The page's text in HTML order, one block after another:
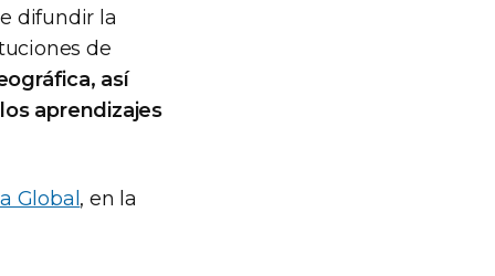
difundir la
de
así
aprendizajes
Global , en la